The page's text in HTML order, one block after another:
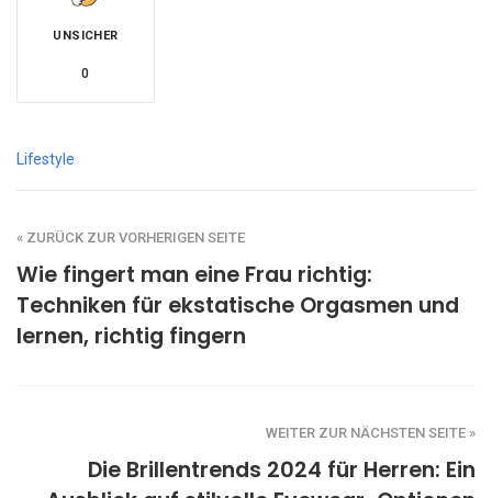
UNSICHER
0
Lifestyle
« ZURÜCK ZUR VORHERIGEN SEITE
Wie fingert man eine Frau richtig:
Techniken für ekstatische Orgasmen und
lernen, richtig fingern
WEITER ZUR NÄCHSTEN SEITE »
Die Brillentrends 2024 für Herren: Ein